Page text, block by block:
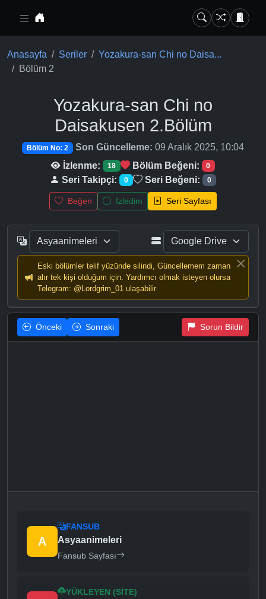
Anasayfa Seriler
Yozakura-san Chi no Daisa...
Bölüm 2
Yozakura-san Chi no
Daisakusen 2.Bölüm
Bölüm No: 2 Son Güncelleme: 09 Aralık 2025, 10:04
İzlenme:
18 Bölüm Beğeni: 0
Seri Takipçi: 0 Seri Beğeni: 0
Beğen İzledim Seri Sayfası
Eski bölümler telif yüzünde silindi, Güncellemem zaman
alır tek kişi olduğum için. Yardımcı olmak isteyen olursa
Telegram: @Lordgrim_01 ulaşabilir
Önceki Sonraki Sorun Bildir
A
FANSUB
Asyaanimeleri
Fansub Sayfası
YÜKLEYEN (SITE)